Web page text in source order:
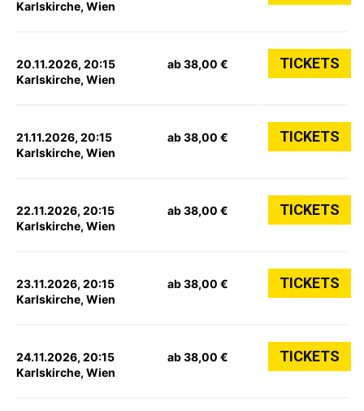
Karlskirche, Wien
20.11.2026, 20:15
Karlskirche, Wien
ab 38,00 € TICKETS
21.11.2026, 20:15
Karlskirche, Wien
ab 38,00 € TICKETS
22.11.2026, 20:15
Karlskirche, Wien
ab 38,00 € TICKETS
23.11.2026, 20:15
Karlskirche, Wien
ab 38,00 € TICKETS
24.11.2026, 20:15
Karlskirche, Wien
ab 38,00 € TICKETS